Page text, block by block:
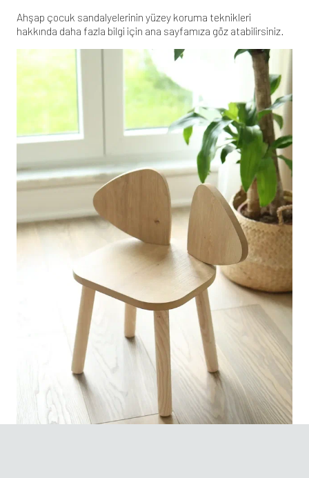
Ahşap çocuk sandalyelerinin yüzey koruma teknikleri
hakkında daha fazla bilgi için ana sayfamıza göz atabilirsiniz.